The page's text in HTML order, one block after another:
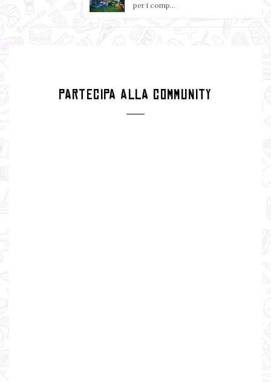
per i comp...
PARTECIPA ALLA COMMUNITY